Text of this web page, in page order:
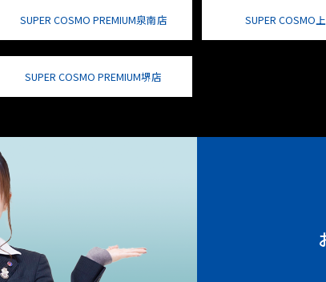
SUPER COSMO PREMIUM泉南店 SUPER COSMO
SUPER COSMO PREMIUM堺店